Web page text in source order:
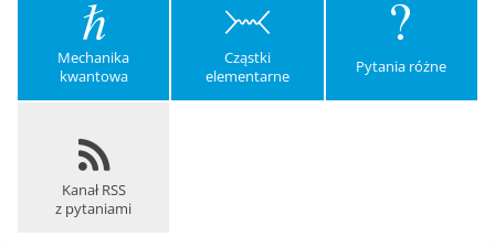
Mechanika
kwantowa
Cząstki
elementarne
Pytania różne
Kanał RSS
z pytaniami